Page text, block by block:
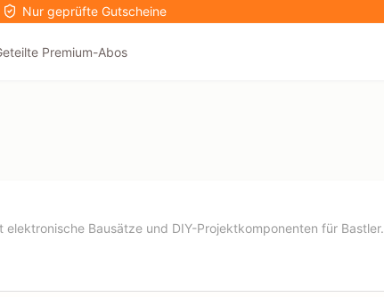
Nur geprüfte Gutscheine
Premium-Abos
elektronische Bausätze und DIY-Projektkomponenten für Bastler.